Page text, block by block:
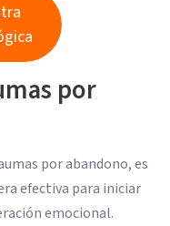
por
por abandono, es
efectiva para iniciar
emocional.